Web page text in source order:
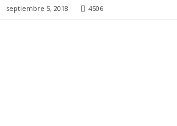
septiembre 5, 2018 4506